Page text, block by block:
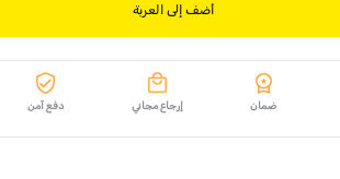
أضف إلى العربة
ضمان إرجاع مجاني دفع آمن